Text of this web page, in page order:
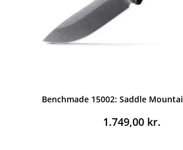
Benchmade 15002: Saddle
1.749,00 kr.